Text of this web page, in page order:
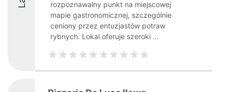
rozpoznawalny punkt na miejscowej
mapie gastronomicznej, szczególnie
ceniony przez entuzjastów potraw
rybnych. Lokal oferuje szeroki ...